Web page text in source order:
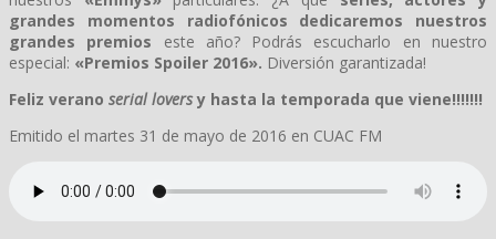
grandes momentos radiofónicos dedicaremos nuestros
grandes premios este año? Podrás escucharlo en nuestro
especial: «Premios Spoiler 2016». Diversión garantizada!
Feliz verano serial loversy hasta la temporada que viene!!!!!!!
Emitido el martes 31 de mayo de 2016 en CUAC FM